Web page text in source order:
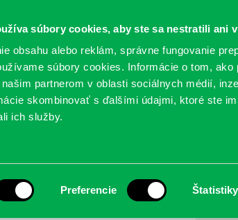
súbory cookies, aby ste sa nestratili ani
obsahu alebo reklám, správne fungovanie
súbory cookies. Informácie o tom,
partnerom v oblasti sociálnych médií,
skombinovať s ďalšími údajmi, ktoré ste
ich služby.
Preferencie Štatistiky
SLUŽBY PODUJATIA
: Les na